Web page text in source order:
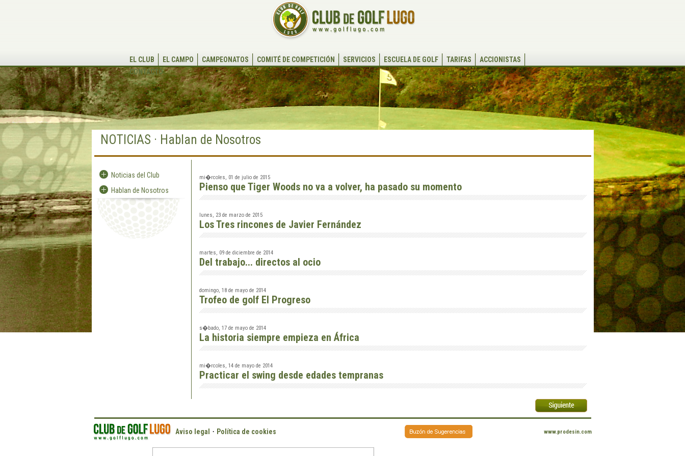
EL CLUB EL CAMPO CAMPEONATOS COMITÉ DE COMPETICIÓN SERVICIOS ESCUELA DE GOLF TARIFAS
ACCIONISTAS
CONTACTO
NOTICIAS · Hablan de Nosotros
Noticias del Club
Hablan de Nosotros
mi�rcoles, 01 de julio de 2015
Pienso que Tiger Woods no va a volver, ha pasado su momento
lunes, 23 de marzo de 2015
Los Tres rincones de Javier Fernández
martes, 09 de diciembre de 2014
Del trabajo... directos al ocio
domingo, 18 de mayo de 2014
Trofeo de golf El Progreso
s�bado, 17 de mayo de 2014
La historia siempre empieza en África
mi�rcoles, 14 de mayo de 2014
Practicar el swing desde edades tempranas
Aviso legal · Política de cookies www.prodesin.com